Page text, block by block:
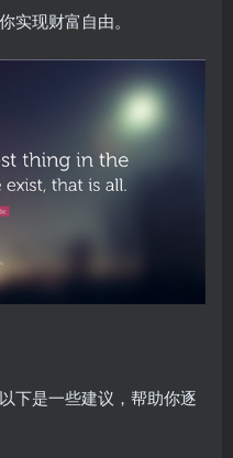
实现财富自由。
下是一些建议，帮助你逐